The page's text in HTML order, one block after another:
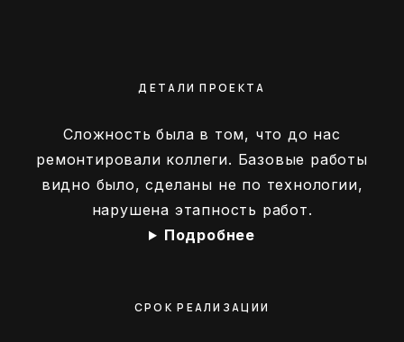
ДЕТАЛИ ПРОЕКТА
Сложность была в том, что до нас
ремонтировали коллеги. Базовые работы
видно было, сделаны не по технологии,
нарушена этапность работ.
Подробнее
СРОК РЕАЛИЗАЦИИ